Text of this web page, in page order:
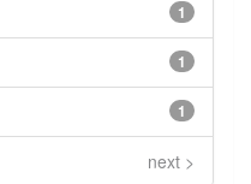
1
1
1
next >